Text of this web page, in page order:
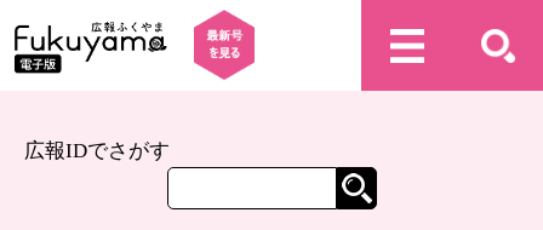
広報IDでさがす